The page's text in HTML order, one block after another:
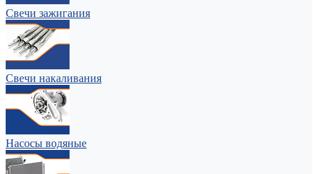
Свечи зажигания
Свечи накаливания
Насосы водяные